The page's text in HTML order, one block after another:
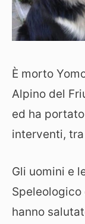
È morto
Alpino del
ed ha
interventi,
Gli uomini e
Speleologico
hanno